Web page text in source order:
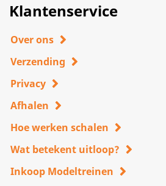
Klantenservice
Over ons
Verzending
Privacy
Afhalen
Hoe werken schalen
Wat betekent uitloop?
Inkoop Modeltreinen